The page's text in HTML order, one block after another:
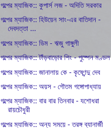
গল্পের ম্যাজিক:: কুপার্স লজ - অদিতি সরকার
গল্পের ম্যাজিক:: হিউয়েন সাং-এর বাতিদান -
দেবদত্তা ...
গল্পের ম্যাজিক:: ডিম - ঋজু গাঙ্গুলী
গল্পের ম্যাজিক:: টাঁড়বাড়োর শিং - পুষ্পেন মণ্ডল
গল্পের ম্যাজিক:: জানালায় কে - কৃষ্ণেন্দু দেব
গল্পের ম্যাজিক:: অয়স - গৌতম গঙ্গোপাধ্যায়
গল্পের ম্যাজিক:: বার বার তিনবার - যশোধরা
রায়চৌধুরী
গল্পের ম্যাজিক:: অন্য সময়ে - তরঙ্গ ব্যানার্জী